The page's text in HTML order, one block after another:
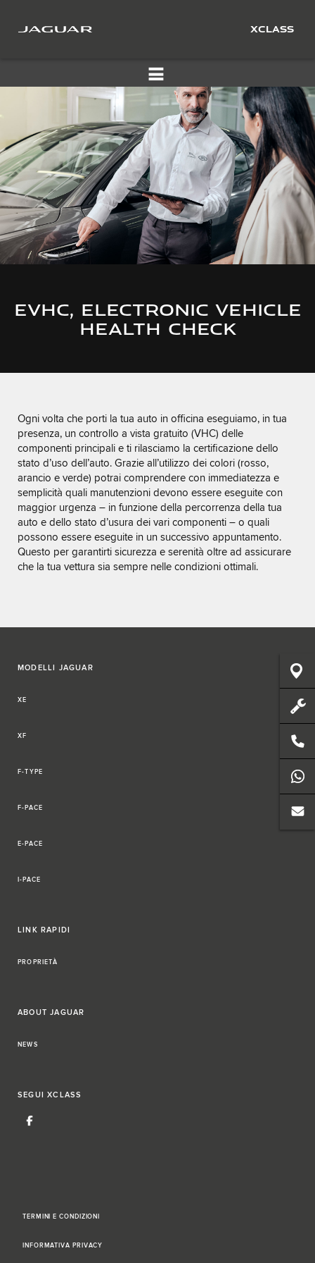
XCLASS
EVHC, ELECTRONIC VEHICLE
HEALTH CHECK
Ogni volta che porti la tua auto in officina eseguiamo, in tua
presenza, un controllo a vista gratuito (VHC) delle
componenti principali e ti rilasciamo la certificazione dello
stato d’uso dell’auto. Grazie all’utilizzo dei colori (rosso,
arancio e verde) potrai comprendere con immediatezza e
semplicità quali manutenzioni devono essere eseguite con
maggior urgenza – in funzione della percorrenza della tua
auto e dello stato d’usura dei vari componenti – o quali
possono essere eseguite in un successivo appuntamento.
Questo per garantirti sicurezza e serenità oltre ad assicurare
che la tua vettura sia sempre nelle condizioni ottimali.
MODELLI JAGUAR
XE
XF
F-TYPE
F-PACE
E-PACE
I-PACE
LINK RAPIDI
PROPRIETÀ
ABOUT JAGUAR
NEWS
SEGUIXCLASS
TERMINI E CONDIZIONI
INFORMATIVA PRIVACY